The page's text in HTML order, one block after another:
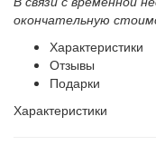
окончательную
Характеристики
Отзывы
Подарки
Характеристики